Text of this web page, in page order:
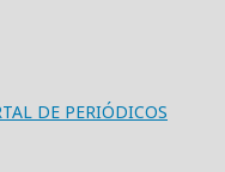
DE PERIÓDICOS